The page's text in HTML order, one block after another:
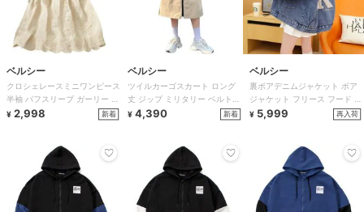
ベルシー
クロシェレースミニワンピース
半袖 パフスリーブ ガーリー 韓
国ファッション
¥ 2,998 新着
ベルシー
ツイルカーゴスカート ロング
丈 ジップ ミリタリー ベルト付
き ミモレ丈
¥ 4,390 新着
ベルシー
裏ボアデニムジャケット ボア
ジャケット フリース フード オ
ーバーサイズ 韓国 秋冬 レディ
¥ 5,999 再入荷